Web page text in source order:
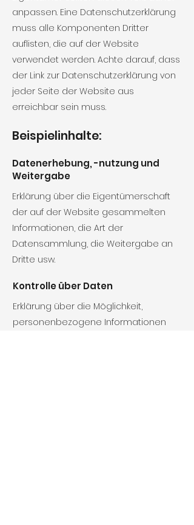
anpassen. Eine Datenschutzerklärung
muss alle Komponenten Dritter
auflisten, die auf der Website
verwendet werden. Achte darauf, dass
der Link zur Datenschutzerklärung von
jeder Seite der Website aus
erreichbar sein muss.
Beispielinhalte:
Datenerhebung, -nutzung und
Weitergabe
Erklärung über die Eigentümerschaft
der auf der Website gesammelten
Informationen, die Art der
Datensammlung, die Weitergabe an
Dritte usw.
Kontrolle über Daten
Erklärung über die Möglichkeit,
personenbezogene Informationen